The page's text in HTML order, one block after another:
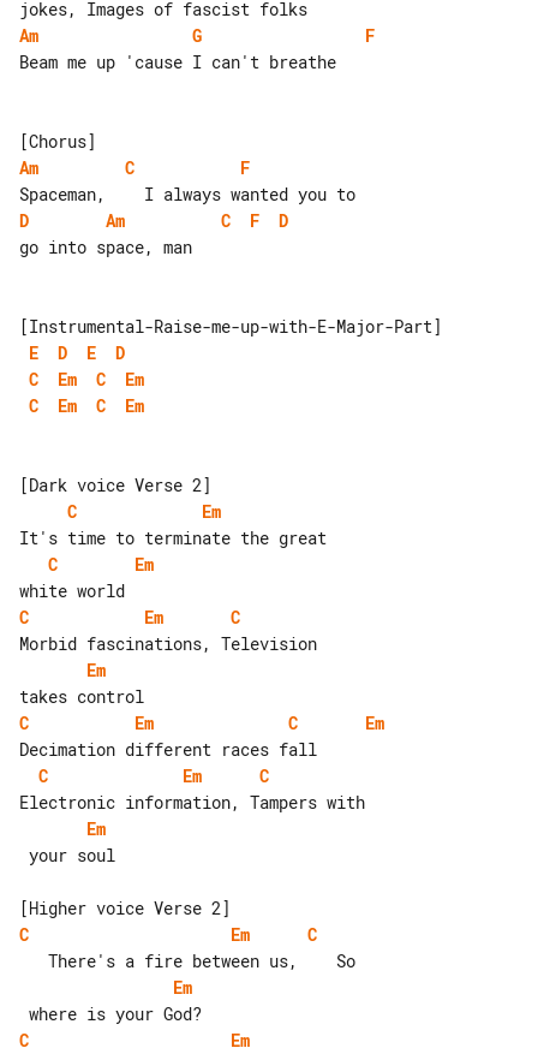
Am
G
F
Beam me up 'cause I can't breathe
Am
C
F
D
Am C F
D
go into space, man
E
D E
D
C
Em C
Em
C
Em C Em
C
Em
C
Em
C
Em
C
Em
C
Em C
Em
C
Em
C
Em
C
Em
C
Em
C
Em